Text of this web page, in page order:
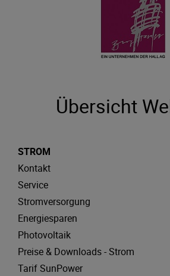
Übersicht
STROM
Kontakt
Service
Stromversorgung
Energiesparen
Photovoltaik
Preise & Downloads - Strom
Tarif SunPower